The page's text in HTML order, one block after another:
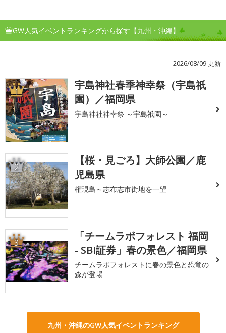
GW人気イベントランキングから探す【九州・沖縄】
2026/08/09 更新
1
宇島神社春季神幸祭（宇島祇
園）／福岡県
宇島神社神幸祭 ～宇島祇園～
2
【桜・見ごろ】大師公園／鹿
児島県
権現島～志布志市街地を一望
3
「チームラボフォレスト 福岡
- SBI証券」春の景色／福岡県
チームラボフォレストに春の景色と恐竜の
森が登場
九州・沖縄のGW人気イベントランキング